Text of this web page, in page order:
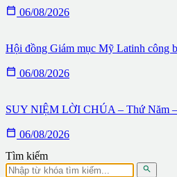
 06/08/2026
Hội đồng Giám mục Mỹ Latinh công
 06/08/2026
SUY NIỆM LỜI CHÚA – Thứ Năm
 06/08/2026
Tìm kiếm
